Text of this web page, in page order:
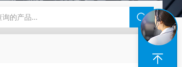
仪 CT2001A微电流扣电测试 PL-G07日本富士智